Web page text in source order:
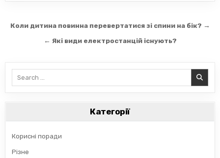
Навігація
записів
Коли дитина повинна перевертатися зі спини на бік? →
← Які види електростанцій існують?
Категорії
Корисні поради
Різне